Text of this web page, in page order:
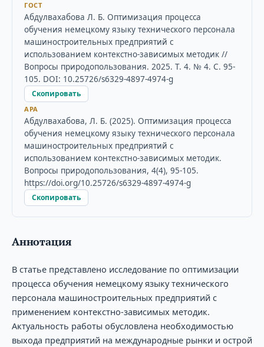
ГОСТ
Абдулвахабова Л. Б. Оптимизация процесса
обучения немецкому языку технического персонала
машиностроительных предприятий с
использованием контекстно-зависимых методик //
Вопросы природопользования. 2025. Т. 4. № 4. С. 95-
105. DOI: 10.25726/s6329-4897-4974-g
Скопировать
APA
Абдулвахабова, Л. Б. (2025). Оптимизация процесса
обучения немецкому языку технического персонала
машиностроительных предприятий с
использованием контекстно-зависимых методик.
Вопросы природопользования, 4(4), 95-105.
https://doi.org/10.25726/s6329-4897-4974-g
Скопировать
Аннотация
В статье представлено исследование по оптимизации
процесса обучения немецкому языку технического
персонала машиностроительных предприятий с
применением контекстно-зависимых методик.
Актуальность работы обусловлена необходимостью
выхода предприятий на международные рынки и острой